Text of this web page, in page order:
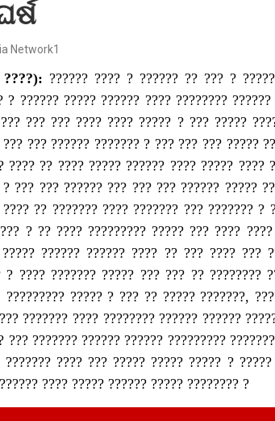
Network1
????): ?????? ???? ? ?????? ?? ??? ?
? ?????? ????? ?????? ???? ????????
??? ??? ???? ???? ????? ? ??? ?????
??? ?????? ??????? ? ??? ??? ??? ?????
???? ?? ???? ????? ?????? ???? ????? ????
??? ??? ?????? ??? ??? ??? ?????? ?????
?? ??????? ???? ??????? ??? ??????? ?
? ?? ???? ????????? ????? ??? ????
?????? ?????? ???? ?? ??? ???? ???
? ???? ??????? ????? ??? ??? ?? ????????
????? ? ??? ?? ????? ???????,
??????? ???? ???????? ?????? ??????
??? ??????? ?????? ?????? ?????????
???? ??? ????? ????? ????? ?
???? ????? ?????? ????? ???????? ?